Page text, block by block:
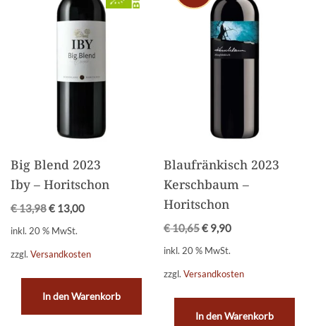
Big Blend 2023
Iby – Horitschon
€13,98€ 13,00
inkl. 20 % MwSt.
zzgl. Versandkosten
In den Warenkorb
Blaufränkisch 2023
Kerschbaum –
Horitschon
€10,65€ 9,90
inkl. 20 % MwSt.
zzgl.Versandkosten
In den Warenkorb